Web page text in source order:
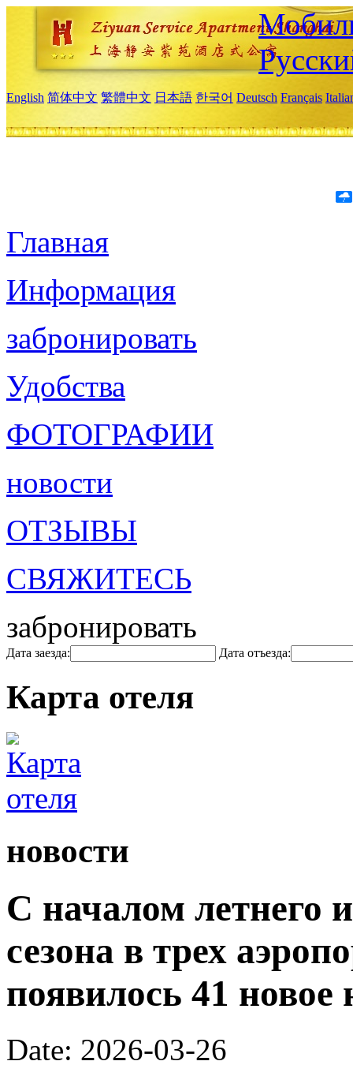
English 简体中文 繁體中文 日本語 한국어 Deutsch Français
Главная
Информация
забронировать
Удобства
ФОТОГРАФИИ
новости
ОТЗЫВЫ
СВЯЖИТЕСЬ
забронировать
Дата заезда: Дата отъезда:
Карта отеля
новости
С началом летнего
сезона в трех
появилось 41 новое
Date: 2026-03-26